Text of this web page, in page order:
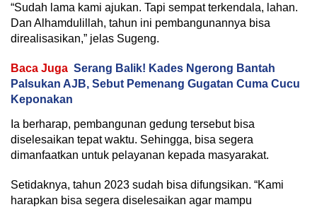
“Sudah lama kami ajukan. Tapi sempat terkendala, lahan.
Dan Alhamdulillah, tahun ini pembangunannya bisa
direalisasikan,” jelas Sugeng.
Baca Juga Serang Balik! Kades Ngerong Bantah
Palsukan AJB, Sebut Pemenang Gugatan Cuma Cucu
Keponakan
Ia berharap, pembangunan gedung tersebut bisa
diselesaikan tepat waktu. Sehingga, bisa segera
dimanfaatkan untuk pelayanan kepada masyarakat.
Setidaknya, tahun 2023 sudah bisa difungsikan. “Kami
harapkan bisa segera diselesaikan agar mampu